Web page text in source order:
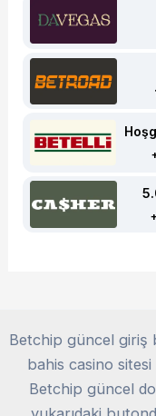
Betchip güncel giriş
bahis casino
Betchip güncel